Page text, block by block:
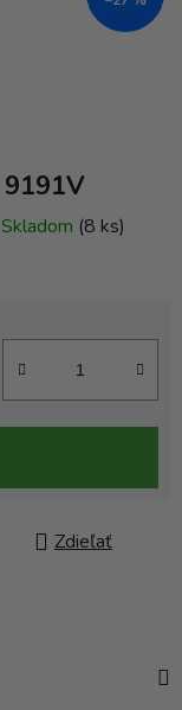
9191V
Skladom (8 ks)
Zdieľať